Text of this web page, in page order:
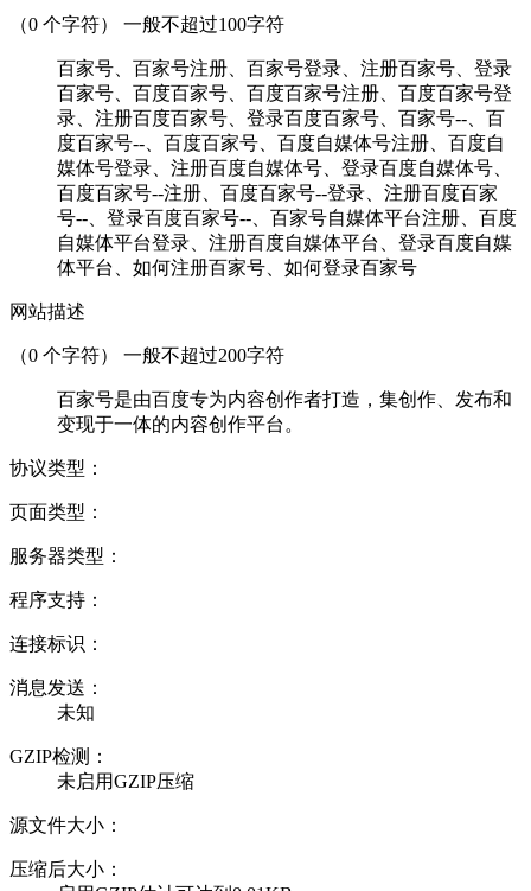
（0 个字符） 一般不超过100字符
百家号、百家号注册、百家号登录、注册百家号、登录
百家号、百度百家号、百度百家号注册、百度百家号登
录、注册百度百家号、登录百度百家号、百家号--、百
度百家号--、百度百家号、百度自媒体号注册、百度自
媒体号登录、注册百度自媒体号、登录百度自媒体号、
百度百家号--注册、百度百家号--登录、注册百度百家
号--、登录百度百家号--、百家号自媒体平台注册、百度
自媒体平台登录、注册百度自媒体平台、登录百度自媒
体平台、如何注册百家号、如何登录百家号
网站描述
（0 个字符） 一般不超过200字符
百家号是由百度专为内容创作者打造，集创作、发布和
变现于一体的内容创作平台。
协议类型：
页面类型：
服务器类型：
程序支持：
连接标识：
消息发送：
未知
GZIP检测：
未启用GZIP压缩
源文件大小：
压缩后大小：